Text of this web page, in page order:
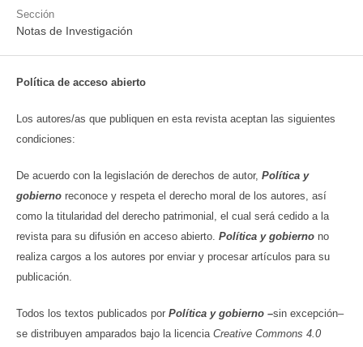
Sección
Notas de Investigación
Política de acceso abierto
Los autores/as que publiquen en esta revista aceptan las siguientes
condiciones:
De acuerdo con la legislación de derechos de autor, Política y
gobierno reconoce y respeta el derecho moral de los autores, así
como la titularidad del derecho patrimonial, el cual será cedido a la
revista para su difusión en acceso abierto. Política y gobierno no
realiza cargos a los autores por enviar y procesar artículos para su
publicación.
Todos los textos publicados por Política y gobierno –sin excepción–
se distribuyen amparados bajo la licencia Creative Commons 4.0